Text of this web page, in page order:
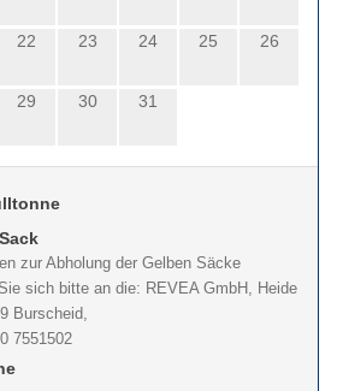
22 23 24 25 26
29 30 31
zur Abholung der Gelben Säcke
sich bitte an die: REVEA GmbH, Heide
Burscheid,
7551502